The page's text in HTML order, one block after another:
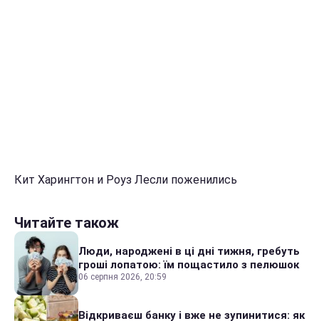
Кит Харингтон и Роуз Лесли поженились
Читайте також
Люди, народжені в ці дні тижня, гребуть
гроші лопатою: їм пощастило з пелюшок
06 серпня 2026, 20:59
Відкриваєш банку і вже не зупинитися: як